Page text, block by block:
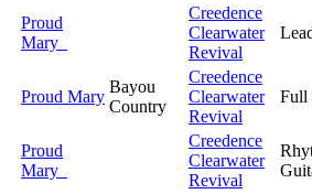
Proud
Mary
Creedence
Clearwater
Revival
Proud Mary
Bayou
Country
Creedence
Clearwater
Revival
Full
Proud
Mary
Creedence
Clearwater
Revival